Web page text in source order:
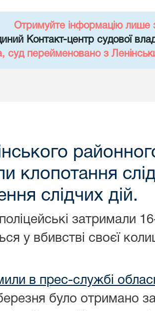
Отримуйте інформацію лише
Контакт-центр судової
суд перейменовано з
клопотання
слідчих дій.
затримали
у вбивстві своєї
в прес-службі
було отримано